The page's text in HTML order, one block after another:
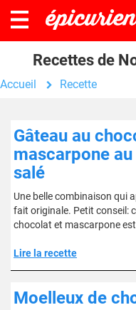
Recettes de
Accueil Recette
Gâteau au
mascarpone
salé
Une belle combinaison qui
fait originale. Petit conseil:
chocolat et mascarpone
Lire la recette
Moelleux de